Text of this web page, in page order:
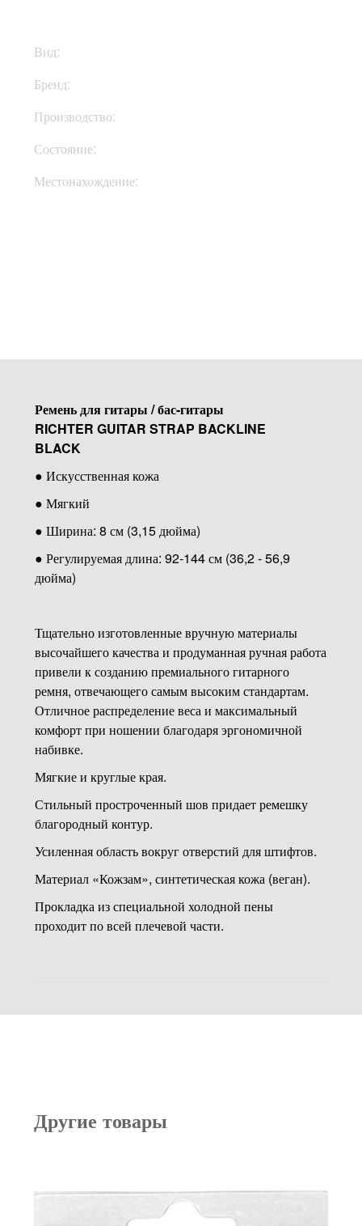
Вид:
Бренд:
Производство:
Состояние:
Местонахождение:
Ремень для гитары / бас-гитары
RICHTER GUITAR STRAP BACKLINE
BLACK
● Искусственная кожа
● Мягкий
● Ширина: 8 см (3,15 дюйма)
● Регулируемая длина: 92-144 см (36,2 - 56,9
дюйма)
Тщательно изготовленные вручную материалы
высочайшего качества и продуманная ручная работа
привели к созданию премиального гитарного
ремня, отвечающего самым высоким стандартам.
Отличное распределение веса и максимальный
комфорт при ношении благодаря эргономичной
набивке.
Мягкие и круглые края.
Стильный простроченный шов придает ремешку
благородный контур.
Усиленная область вокруг отверстий для штифтов.
Материал «Кожзам», синтетическая кожа (веган).
Прокладка из специальной холодной пены
проходит по всей плечевой части.
Другие товары